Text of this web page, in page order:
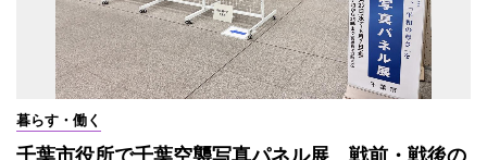
暮らす・働く
千葉市役所で千葉空襲写真パネル展 戦前・戦後の